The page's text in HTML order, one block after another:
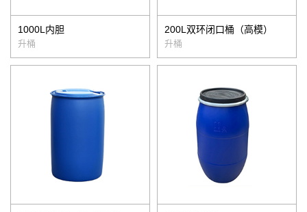
1000L内胆
升桶
200L双环闭口桶（高模）
升桶